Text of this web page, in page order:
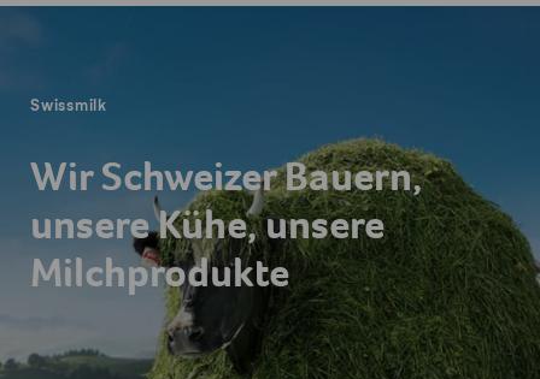
Swissmilk
Wir Schweizer Bauern,
unsere Kühe, unsere
Milchprodukte